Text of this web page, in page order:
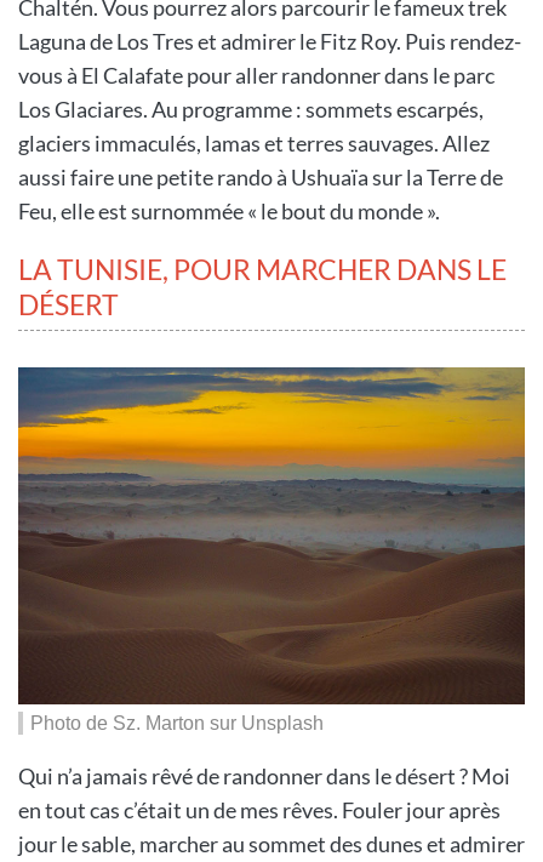
Chaltén. Vous pourrez alors parcourir le fameux trek
Laguna de Los Tres et admirer le Fitz Roy. Puis rendez-
vous à El Calafate pour aller randonner dans le parc
Los Glaciares. Au programme : sommets escarpés,
glaciers immaculés, lamas et terres sauvages. Allez
aussi faire une petite rando à Ushuaïa sur la Terre de
Feu, elle est surnommée « le bout du monde ».
LA TUNISIE, POUR MARCHER DANS LE
DÉSERT
Photo de Sz. Marton sur Unsplash
Qui n’a jamais rêvé de randonner dans le désert ? Moi
en tout cas c’était un de mes rêves. Fouler jour après
jour le sable, marcher au sommet des dunes et admirer